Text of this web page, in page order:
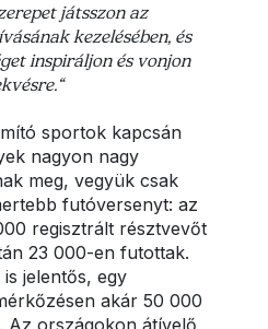
játsszon az
kezelésében, és
inspiráljon és vonjon
sportok kapcsán
nagyon nagy
meg, vegyük csak
futóversenyt: az
regisztrált résztvevőt
23 000-en futottak.
jelentős, egy
akár 50 000
Az országokon átívelő